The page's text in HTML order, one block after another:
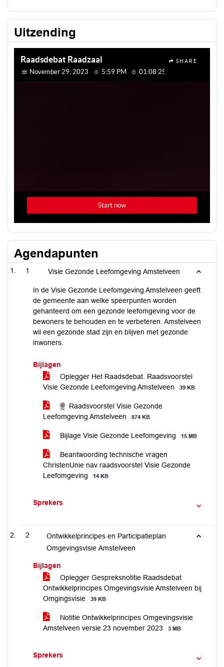
Uitzending
Agendapunten
1 Visie Gezonde Leefomgeving Amstelveen
In de Visie Gezonde Leefomgeving Amstelveen geeft
de gemeente aan welke speerpunten worden
gehanteerd om een gezonde leefomgeving voor de
bewoners te behouden en te verbeteren. Amstelveen
wil een gezonde stad zijn en blijven met gezonde
inwoners.
Bijlagen
Oplegger Het Raadsdebat. Raadsvoorstel
Visie Gezonde Leefomgeving Amstelveen
39 KB
Raadsvoorstel Visie Gezonde
Leefomgeving Amstelveen
874 KB
Bijlage Visie Gezonde Leefomgeving 15 MB
Beantwoording technische vragen
ChristenUnie nav raadsvoorstel Visie Gezonde
Leefomgeving
14 KB
Sprekers
2
Ontwikkelprincipes en Participatieplan
Omgevingsvisie Amstelveen
Bijlagen
Oplegger Gespreksnotitie Raadsdebat
Ontwikkelprincipes Omgevingsvisie Amstelveen bij
Omgingsvisie
39 KB
Notitie Ontwikkelprincipes Omgevingsvisie
Amstelveen versie 23 november 2023
3 MB
Sprekers